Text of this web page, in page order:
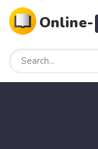
Online-